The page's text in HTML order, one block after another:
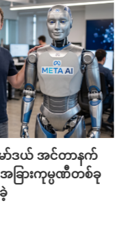
ော်ဒယ် အင်တာနက်
ြားကုမ္ပဏီတစ်ခု